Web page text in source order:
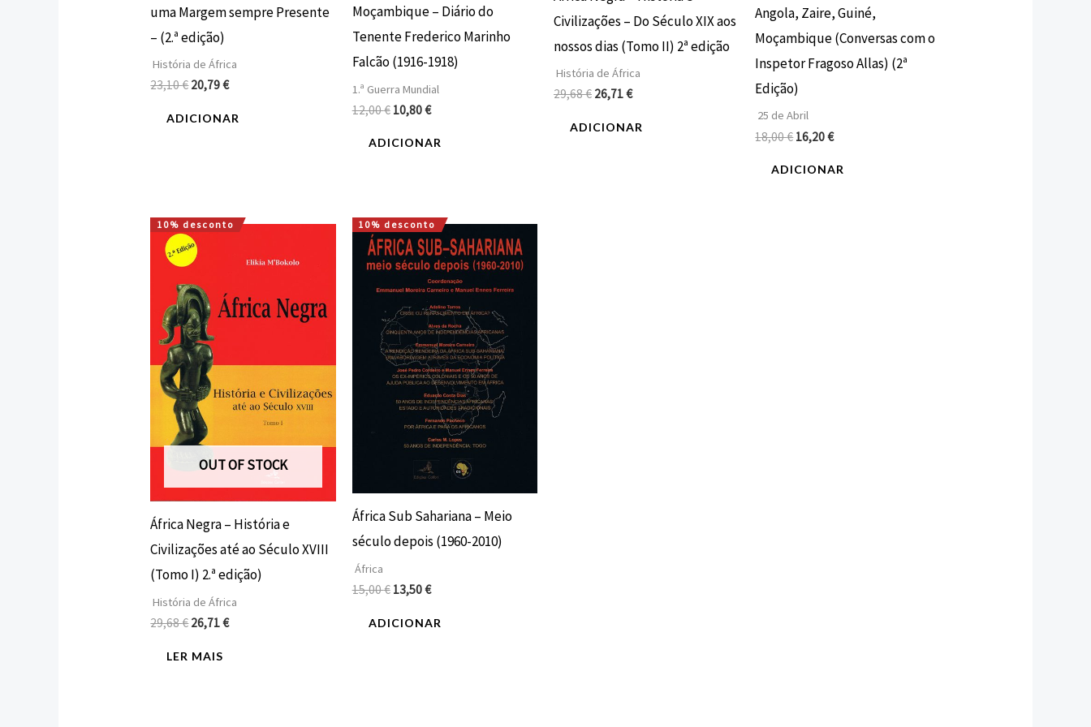
uma Margem sempre Presente
– (2.ª edição)
História de África
23,10€20,79€
ADICIONAR
Moçambique – Diário do
Tenente Frederico Marinho
Falcão (1916-1918)
1.ª Guerra Mundial
12,00€ 10,80€
ADICIONAR
Civilizações – Do Século XIX aos
nossos dias (Tomo II) 2ª edição
História de África
29,68€ 26,71€
ADICIONAR
Angola, Zaire, Guiné,
Moçambique (Conversas com o
Inspetor Fragoso Allas) (2ª
Edição)
25 de Abril
18,00€16,20€
ADICIONAR
10% desconto
OUT OF STOCK
África Negra – História e
Civilizações até ao Século XVIII
(Tomo I) 2.ª edição)
História de África
29,68€
O
preço
original
29,68 €.
26,71€
O
atual
26,71 €.
LER MAIS
10% desconto
África Sub Sahariana – Meio
século depois (1960-2010)
África
15,00€
O
preço
original
15,00 €.
13,50€
O
preço
atual
é:
13,50 €.
ADICIONAR